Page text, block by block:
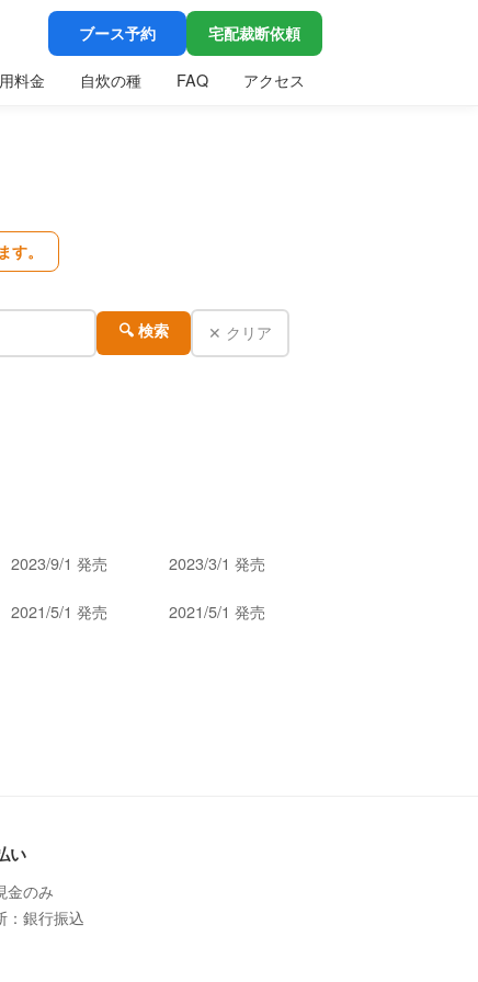
ブース予約 宅配裁断依頼
料金 自炊の種 FAQ アクセス
。
🔍 検索 ✕ クリア
2023/9/1 発売 2023/3/1 発売
2021/5/1 発売 2021/5/1 発売
い
金のみ
：銀行振込